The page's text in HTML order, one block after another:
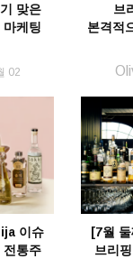
맞은
마케팅
02
브
본격적
이슈
전통주
[7월
브리